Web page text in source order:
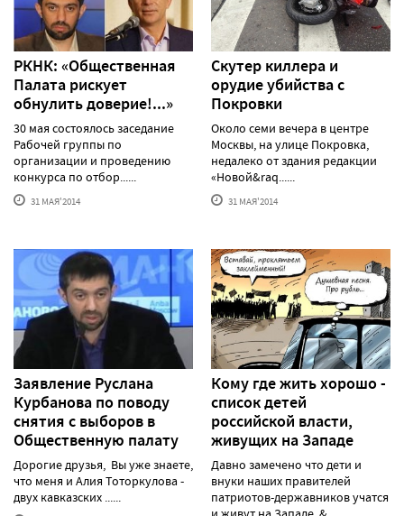
РКНК: «Общественная
Палата рискует
обнулить доверие!...»
30 мая состоялось заседание
Рабочей группы по
организации и проведению
конкурса по отбор......
31 МАЯ'2014
Скутер киллера и
орудие убийства с
Покровки
Около семи вечера в центре
Москвы, на улице Покровка,
недалеко от здания редакции
«Новой&raq......
31 МАЯ'2014
Заявление Руслана
Курбанова по поводу
снятия с выборов в
Общественную палату
Дорогие друзья, Вы уже знаете,
что меня и Алия Тоторкулова -
двух кавказских ......
Кому где жить хорошо -
список детей
российской власти,
живущих на Западе
Давно замечено что дети и
внуки наших правителей
патриотов-державников учатся